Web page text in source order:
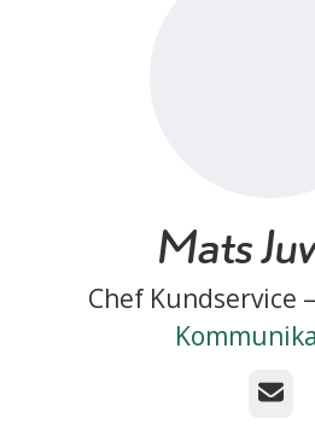
Mats
Chef Kundservice –
E-post